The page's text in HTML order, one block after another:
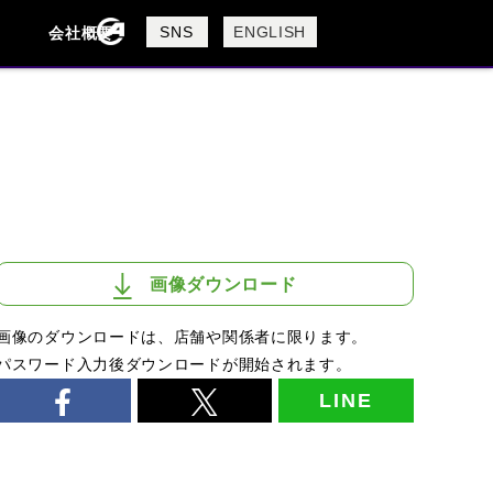
会社概要
会社概要
採用情報
SNS ENGLISH
画像ダウンロード
像のダウンロードは、店舗や関係者に限ります。
スワード入力後ダウンロードが開始されます。
LINE